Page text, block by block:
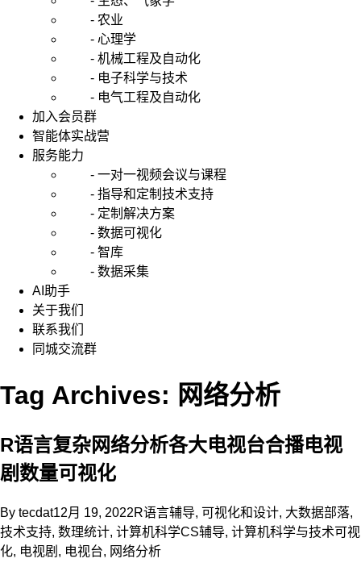
- 农业
- 心理学
- 机械工程及自动化
- 电子科学与技术
- 电气工程及自动化
加入会员群
智能体实战营
服务能力
- 一对一视频会议与课程
- 指导和定制技术支持
- 定制解决方案
- 数据可视化
- 智库
- 数据采集
AI助手
关于我们
联系我们
同城交流群
Tag Archives: 网络分析
R语言复杂网络分析各大电视台合播电视
剧数量可视化
By tecdat12月 19, 2022R语言辅导, 可视化和设计, 大数据部落,
技术支持, 数理统计, 计算机科学CS辅导, 计算机科学与技术可视
化, 电视剧 , 电视台, 网络分析